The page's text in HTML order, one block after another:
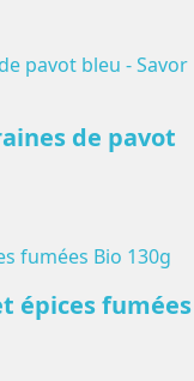
de pavot
épices fumées